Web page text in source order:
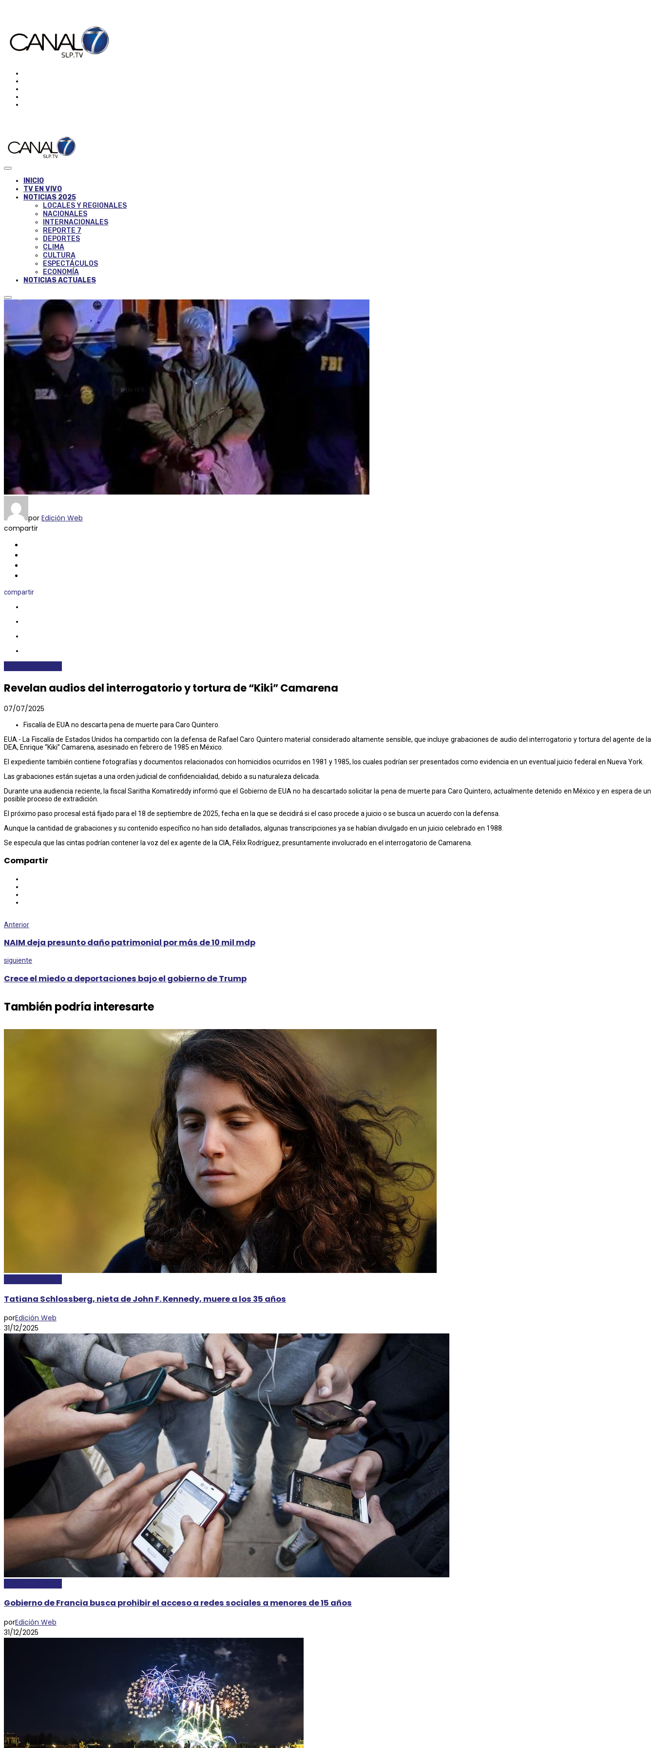
INICIO
TV EN VIVO
NOTICIAS 2025
LOCALES Y REGIONALES
NACIONALES
INTERNACIONALES
REPORTE 7
DEPORTES
CLIMA
CULTURA
ESPECTÁCULOS
ECONOMÍA
NOTICIAS ACTUALES
por Edición Web
compartir
compartir
Revelan audios del interrogatorio y tortura de “Kiki” Camarena
07/07/2025
Fiscalía de EUA no descarta pena de muerte para Caro Quintero.
EUA.- La Fiscalía de Estados Unidos ha compartido con la defensa de Rafael Caro Quintero material considerado altamente sensible, que incluye grabaciones de audio del interrogatorio y tortura del agente de la
DEA, Enrique “Kiki” Camarena, asesinado en febrero de 1985 en México.
El expediente también contiene fotografías y documentos relacionados con homicidios ocurridos en 1981 y 1985, los cuales podrían ser presentados como evidencia en un eventual juicio federal en Nueva York.
Las grabaciones están sujetas a una orden judicial de confidencialidad, debido a su naturaleza delicada.
Durante una audiencia reciente, la fiscal Saritha Komatireddy informó que el Gobierno de EUA no ha descartado solicitar la pena de muerte para Caro Quintero, actualmente detenido en México y en espera de un
posible proceso de extradición.
El próximo paso procesal está fijado para el 18 de septiembre de 2025, fecha en la que se decidirá si el caso procede a juicio o se busca un acuerdo con la defensa.
Aunque la cantidad de grabaciones y su contenido específico no han sido detallados, algunas transcripciones ya se habían divulgado en un juicio celebrado en 1988.
Se especula que las cintas podrían contener la voz del ex agente de la CIA, Félix Rodríguez, presuntamente involucrado en el interrogatorio de Camarena.
Compartir
Anterior
NAIM deja presunto daño patrimonial por más de 10 mil mdp
siguiente
Crece el miedo a deportaciones bajo el gobierno de Trump
También podría interesarte
Tatiana Schlossberg, nieta de John F. Kennedy, muere a los 35 años
porEdición Web
31/12/2025
Gobierno de Francia busca prohibir el acceso a redes sociales a menores de 15 años
porEdición Web
31/12/2025